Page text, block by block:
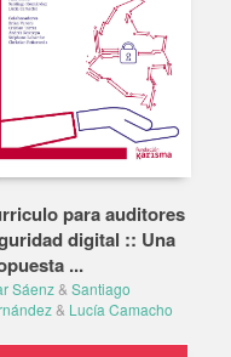
para auditores
digital :: Una
...
Sáenz& Santiago
& Lucía Camacho